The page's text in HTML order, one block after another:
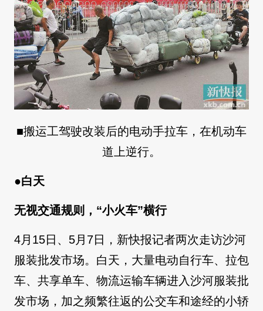
■搬运工驾驶改装后的电动手拉车，在机动车
道上逆行。
●白天
无视交通规则，“小火车”横行
4月15日、5月7日，新快报记者两次走访沙河
服装批发市场。白天，大量电动自行车、拉包
车、共享单车、物流运输车辆进入沙河服装批
发市场，加之频繁往返的公交车和途经的小轿